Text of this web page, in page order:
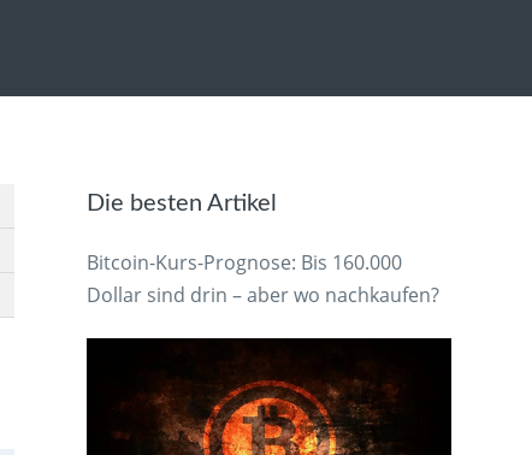
Die besten Artikel
Bitcoin-Kurs-Prognose: Bis 160.000
Dollar sind drin – aber wo nachkaufen?